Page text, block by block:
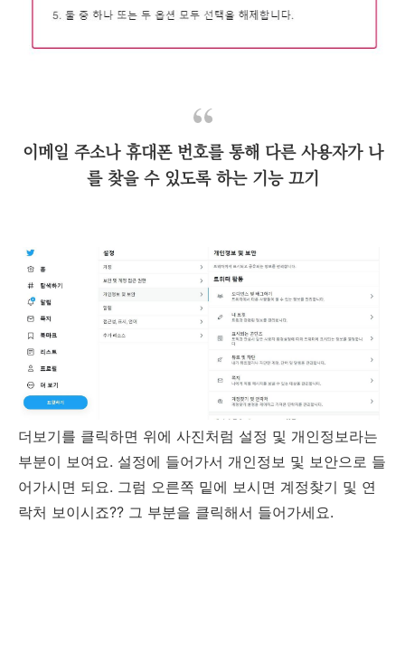
이메일 주소나 휴대폰 번호를 통해 다른 사용자가 나
를 찾을 수 있도록 하는 기능 끄기
더보기를 클릭하면 위에 사진처럼 설정 및 개인정보라는
부분이 보여요. 설정에 들어가서 개인정보 및 보안으로 들
어가시면 되요. 그럼 오른쪽 밑에 보시면 계정찾기 및 연
락처 보이시죠?? 그 부분을 클릭해서 들어가세요.